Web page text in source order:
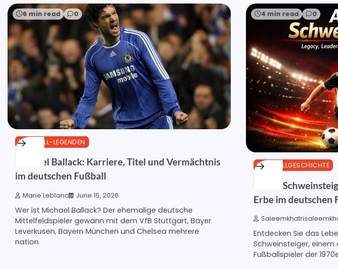
6 min read 0
FUSSBALL-LEGENDEN
Michael Ballack: Karriere, Titel und Vermächtnis
im deutschen Fußball
Marie Leblanc June 15, 2026
Wer ist Michael Ballack? Der ehemalige deutsche
Mittelfeldspieler gewann mit dem VfB Stuttgart, Bayer
Leverkusen, Bayern München und Chelsea mehrere
nation
4 min read 0
FUSSBALLGESCHICHTE
Alfred
Erbe im deutschen
Entdecken Sie das
Schweinsteiger,
Fußballspieler der